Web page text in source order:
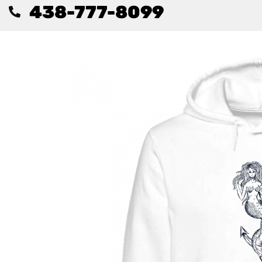
438-777-8099